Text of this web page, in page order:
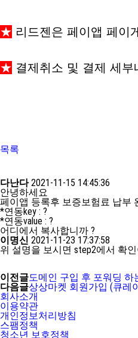
★ 리드젠은 페이앱 페이게
★ 결제취소 및 결제 세
목록
다난다 2021-11-15 14:45:36
안녕하세요
페이앱 등록후 보증보험료 납부
*연동key : ?
*연동value : ?
어디에서 복사합니까 ?
이명신 2021-11-23 17:37:58
위 설명을 보시면 step2에서 확
이전글도메인 구입 후 포워딩 하
다음글상상마켓 회원가입 (큐레
회사소개
이용약관
개인정보처리방침
스팸정책
청소년 보호정책